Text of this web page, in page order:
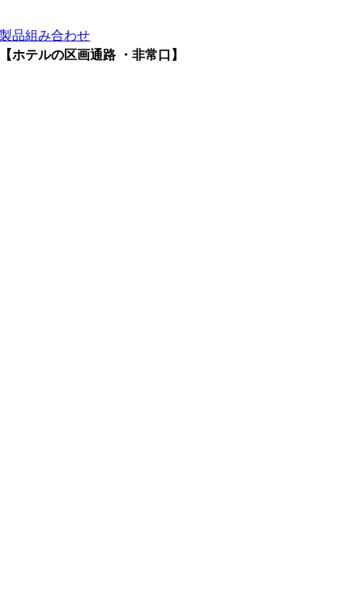
製品組み合わせ
【ホテルの区画通路 ・非常口】